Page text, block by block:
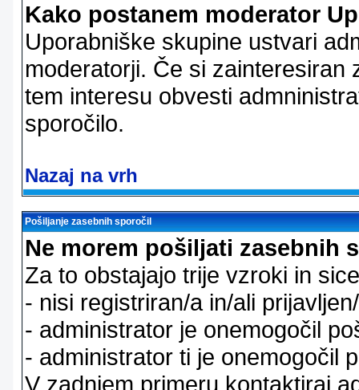
Kako postanem moderator
Uporabniške skupine ustvari
moderatorji. Če si
tem interesu obvesti
sporočilo.
Nazaj na vrh
Pošiljanje zasebnih sporočil
Ne morem pošiljati zasebnih
Za to obstajajo trije vzroki in
- nisi registriran/a in/ali
- administrator je onemogočil
- administrator ti je onemogočil
V zadnjem primeru kontaktiraj